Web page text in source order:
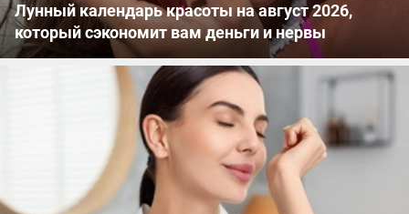
Лунный календарь красоты на август 2026,
который сэкономит вам деньги и нервы